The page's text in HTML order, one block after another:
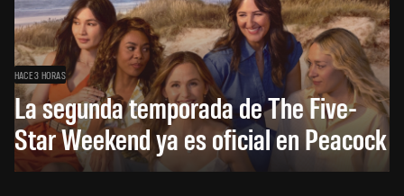
HACE 3 HORAS
La segunda temporada de The Five-
Star Weekend ya es oficial en Peacock